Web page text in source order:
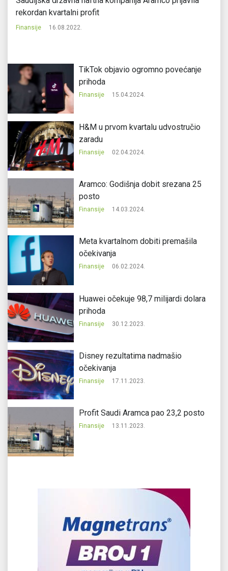
rekordan kvartalni profit
Finansije 16.08.2022.
TikTok objavio ogromno povećanje
prihoda
Finansije 15.04.2024.
H&M u prvom kvartalu udvostručio
zaradu
Finansije 02.04.2024.
Aramco: Godišnja dobit srezana 25
posto
Finansije 14.03.2024.
Meta kvartalnom dobiti premašila
očekivanja
Finansije 06.02.2024.
Huawei očekuje 98,7 milijardi dolara
prihoda
Finansije 30.12.2023.
Disney rezultatima nadmašio
očekivanja
Finansije 17.11.2023.
Profit Saudi Aramca pao 23,2 posto
Finansije 13.11.2023.